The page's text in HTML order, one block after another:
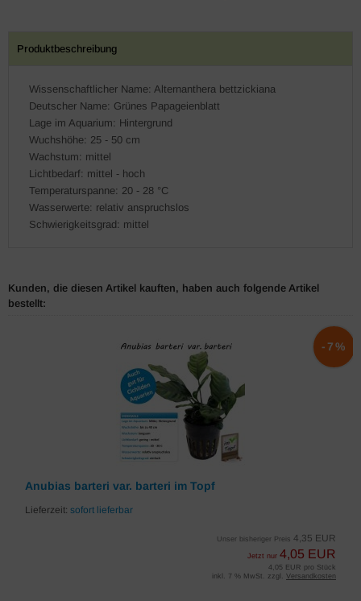
Produktbeschreibung
Wissenschaftlicher Name: Alternanthera bettzickiana
Deutscher Name: Grünes Papageienblatt
Lage im Aquarium: Hintergrund
Wuchshöhe: 25 - 50 cm
Wachstum: mittel
Lichtbedarf: mittel - hoch
Temperaturspanne: 20 - 28 °C
Wasserwerte: relativ anspruchslos
Schwierigkeitsgrad: mittel
Kunden, die diesen Artikel kauften, haben auch folgende Artikel
bestellt:
Anubias barteri var. barteri im Topf
Lieferzeit: sofort lieferbar
Unser bisheriger Preis 4,35 EUR
Jetzt nur 4,05 EUR
-7%
4,05 EUR pro Stück
inkl. 7 % MwSt. zzgl. Versandkosten